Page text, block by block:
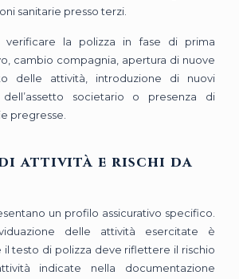
sanitarie presso terzi.
verificare la polizza in fase di prima
cambio compagnia, apertura di nuove
delle attività, introduzione di nuovi
societario o presenza di
pregresse.
attività e rischi da
un profilo assicurativo specifico.
delle attività esercitate è
il testo di polizza deve riflettere il rischio
indicate nella documentazione